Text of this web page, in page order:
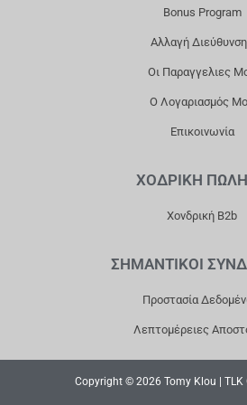
M
Bonus Program
Αλλαγή
Οι Παραγγελιες
Ο Λογαριασμός
Επικοινωνία
ΧΟΔΡΙΚΗ
Χονδρική B2b
ΣΗΜΑΝΤΙΚΟΙ
Προστασία
Λεπτομέρειες
Copyright © 2026 Tomy Klou | TLK